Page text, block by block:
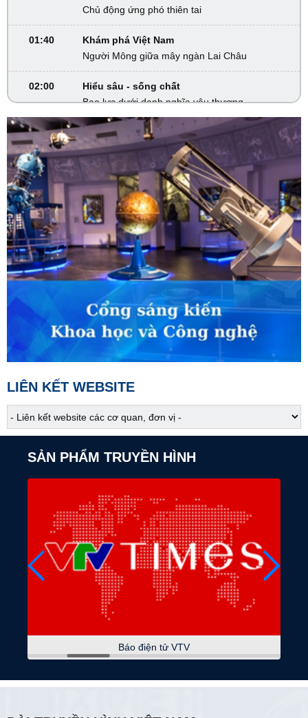
Chủ động ứng phó thiên tai
01:40
Khám phá Việt Nam
Người Mông giữa mây ngàn Lai Châu
02:00
Hiểu sâu - sống chất
Bạo lực dưới danh nghĩa yêu thương
02:30
Khám phá Việt Nam
Sắc màu Tây Thanh Hóa
02:45
VTV Sống khỏe
Yoga với sức khỏe người cao tuổi
03:30
Phim truyện
Người một nhà - Tập 7
04:15
Phim truyện
Người một nhà - Tập 8
05:05
S - Việt Nam
Nhịp sống của người Dao Thanh Phán
05:10
Vì cộng đồng
05:25 Hải quan Việt Nam
05:30 Chào buổi sáng
Phim tài liệu
Bản làng không khoảng cách
08:00 Sống mới
08:40 Đi cùng chúng tôi
Thời sự
09:05 Du lịch Việt Nam
Hành trình đi tìm công lý
LIÊN KẾT WEBSITE
SẢN PHẨM TRUYỀN HÌNH
Báo điện tử VTV